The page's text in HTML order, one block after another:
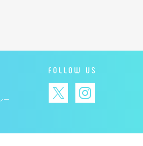
ー